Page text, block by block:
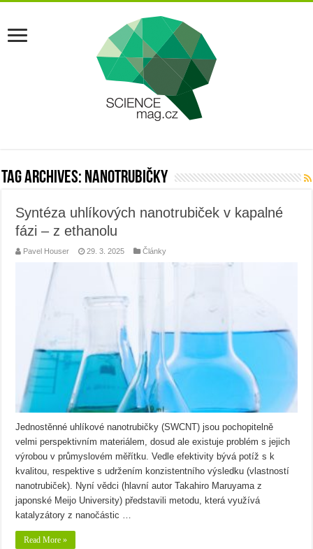
Tag Archives: nanotrubičky
Syntéza uhlíkových nanotrubiček v kapalné
fázi – z ethanolu
Pavel Houser 29. 3. 2025 Články
Jednostěnné uhlíkové nanotrubičky (SWCNT) jsou pochopitelně
velmi perspektivním materiálem, dosud ale existuje problém s jejich
výrobou v průmyslovém měřítku. Vedle efektivity bývá potíž s k
kvalitou, respektive s udržením konzistentního výsledku (vlastností
nanotrubiček). Nyní vědci (hlavní autor Takahiro Maruyama z
japonské Meijo University) představili metodu, která využívá
katalyzátory z nanočástic …
Read More »